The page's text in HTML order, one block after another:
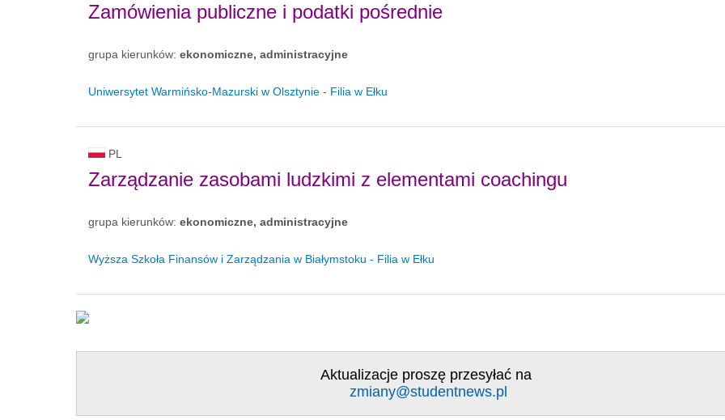
Zamówienia publiczne i podatki pośrednie
grupa kierunków: ekonomiczne, administracyjne
Uniwersytet Warmińsko-Mazurski w Olsztynie - Filia w Ełku
PL
Zarządzanie zasobami ludzkimi z elementami coachingu
grupa kierunków: ekonomiczne, administracyjne
Wyższa Szkoła Finansów i Zarządzania w Białymstoku - Filia w Ełku
Aktualizacje proszę przesyłać na
zmiany@studentnews.pl